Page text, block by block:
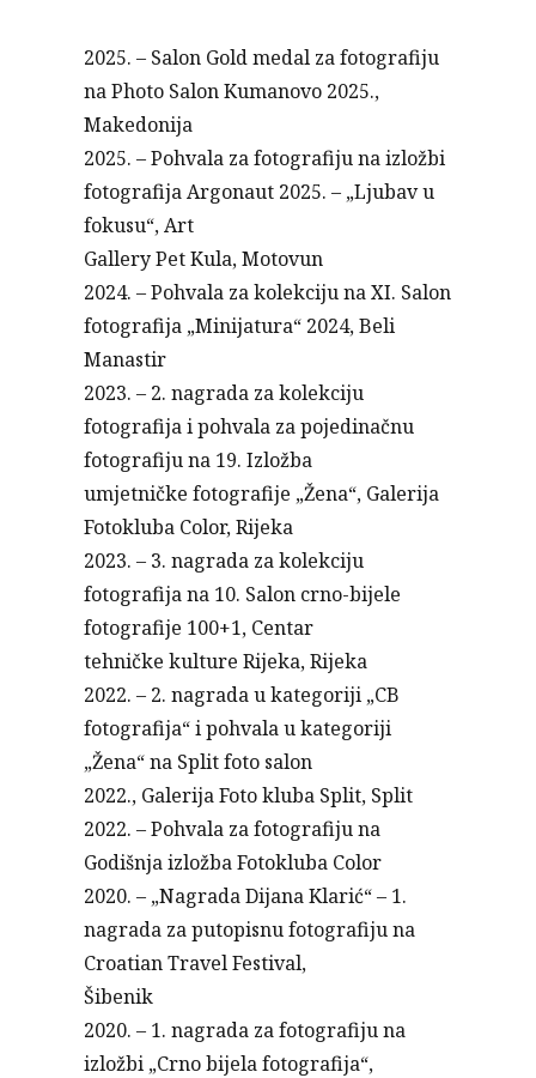
2025. – Salon Gold medal za fotografiju
na Photo Salon Kumanovo 2025.,
Makedonija
2025. – Pohvala za fotografiju na izložbi
fotografija Argonaut 2025. – „Ljubav u
fokusu“, Art
Gallery Pet Kula, Motovun
2024. – Pohvala za kolekciju na XI. Salon
fotografija „Minijatura“ 2024, Beli
Manastir
2023. – 2. nagrada za kolekciju
fotografija i pohvala za pojedinačnu
fotografiju na 19. Izložba
umjetničke fotografije „Žena“, Galerija
Fotokluba Color, Rijeka
2023. – 3. nagrada za kolekciju
fotografija na 10. Salon crno-bijele
fotografije 100+1, Centar
tehničke kulture Rijeka, Rijeka
2022. – 2. nagrada u kategoriji „CB
fotografija“ i pohvala u kategoriji
„Žena“ na Split foto salon
2022., Galerija Foto kluba Split, Split
2022. – Pohvala za fotografiju na
Godišnja izložba Fotokluba Color
2020. – „Nagrada Dijana Klarić“ – 1.
nagrada za putopisnu fotografiju na
Croatian Travel Festival,
Šibenik
2020. – 1. nagrada za fotografiju na
izložbi „Crno bijela fotografija“,